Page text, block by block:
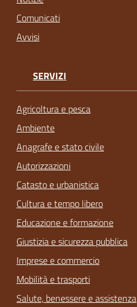
Comunicati
Avvisi
SERVIZI
Agricoltura e pesca
Ambiente
Anagrafe e stato civile
Autorizzazioni
Catasto e urbanistica
Cultura e tempo libero
Educazione e formazione
Giustizia e sicurezza pubblica
Imprese e commercio
Mobilità e trasporti
Salute, benessere e assistenza